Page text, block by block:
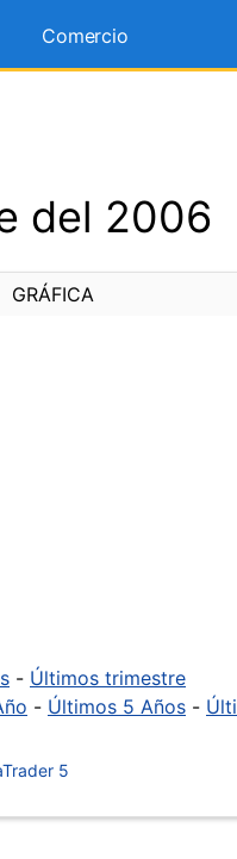
Comercio
del 2006
GRÁFICA
- Últimos trimestre
- Últimos 5 Años -
5